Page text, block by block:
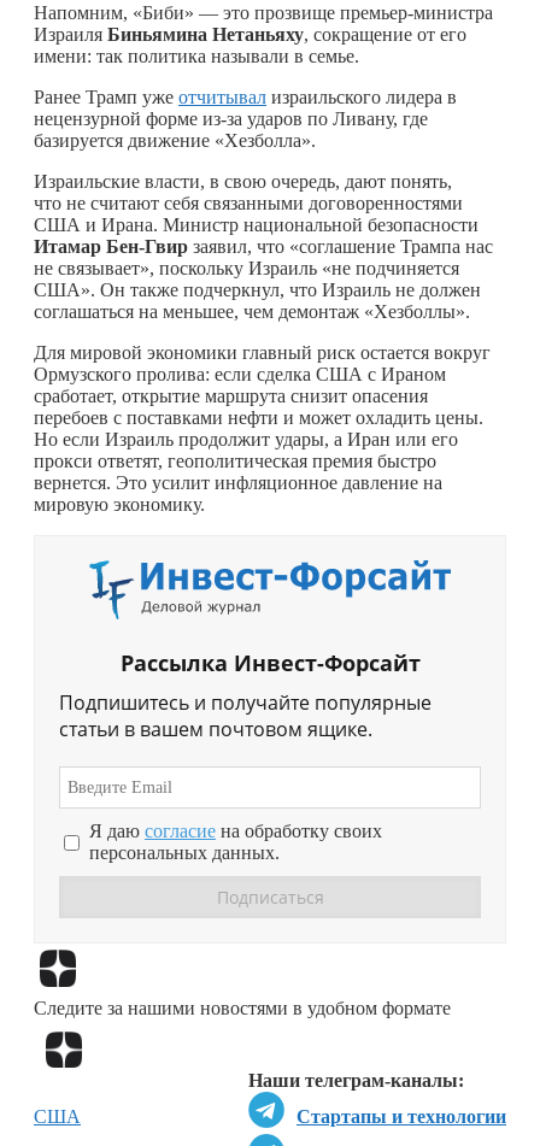
Напомним, «Биби» — это прозвище премьер-министра
Израиля Биньямина Нетаньяху, сокращение от его
имени: так политика называли в семье.
Ранее Трамп уже отчитывал израильского лидера в
нецензурной форме из-за ударов по Ливану, где
базируется движение «Хезболла».
Израильские власти, в свою очередь, дают понять,
что не считают себя связанными договоренностями
США и Ирана. Министр национальной безопасности
Итамар Бен-Гвир заявил, что «соглашение Трампа нас
не связывает», поскольку Израиль «не подчиняется
США». Он также подчеркнул, что Израиль не должен
соглашаться на меньшее, чем демонтаж «Хезболлы».
Для мировой экономики главный риск остается вокруг
Ормузского пролива: если сделка США с Ираном
сработает, открытие маршрута снизит опасения
перебоев с поставками нефти и может охладить цены.
Но если Израиль продолжит удары, а Иран или его
прокси ответят, геополитическая премия быстро
вернется. Это усилит инфляционное давление на
мировую экономику.
Рассылка Инвест-Форсайт
Подпишитесь и получайте популярные
статьи в вашем почтовом ящике.
Я даю согласие на обработку своих
персональных данных.
Следите за нашими новостями в удобном формате
Наши телеграм-каналы:
Стартапы и технологии
США